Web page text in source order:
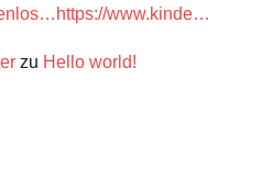
www.kinde…
zu Hello world!